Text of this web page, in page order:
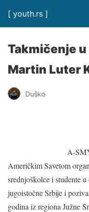
[ youth.rs ]
Takmičenje
Martin Luter
Duško
A-
Američkim Savetom
srednjoškolce i studente
jugoistočne Srbije i
godina iz regiona Južne